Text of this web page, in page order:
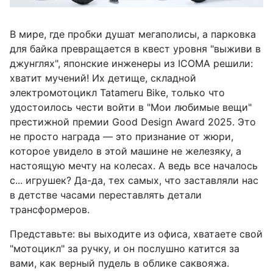
В мире, где пробки душат мегаполисы, а парковка
для байка превращается в квест уровня "выживи в
джунглях", японские инженеры из ICOMA решили:
хватит мучений! Их детище, складной
электромотоцикл Tatameru Bike, только что
удостоилось чести войти в "Мои любимые вещи"
престижной премии Good Design Award 2025. Это
не просто награда — это признание от жюри,
которое увидело в этой машине не железяку, а
настоящую мечту на колесах. А ведь все началось
с... игрушек? Да-да, тех самых, что заставляли нас
в детстве часами переставлять детали
трансформеров.
Представьте: вы выходите из офиса, хватаете свой
"мотоцикл" за ручку, и он послушно катится за
вами, как верный пудель в облике саквояжа.